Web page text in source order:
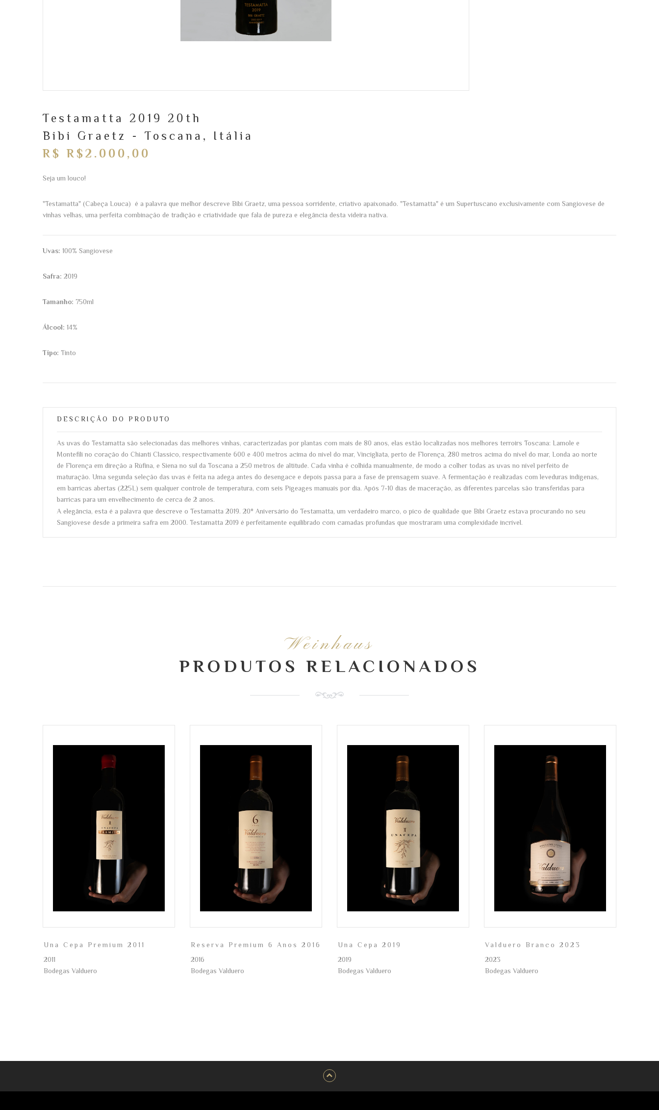
Testamatta 2019 20th
Bibi Graetz - Toscana, Itália
R$ R$2.000,00
Seja um louco!
"Testamatta" (Cabeça Louca) é a palavra que melhor descreve Bibi Graetz, uma pessoa sorridente, criativo apaixonado. "Testamatta" é um Supertuscano exclusivamente com Sangiovese de
vinhas velhas, uma perfeita combinação de tradição e criatividade que fala de pureza e elegância desta videira nativa.
Uvas: 100% Sangiovese
Safra: 2019
Tamanho: 750ml
Álcool: 14%
Tipo: Tinto
DESCRIÇÃO DO PRODUTO
As uvas do Testamatta são selecionadas das melhores vinhas, caracterizadas por plantas com mais de 80 anos, elas estão localizadas nos melhores terroirs Toscana: Lamole e
Montefili no coração do Chianti Classico, respectivamente 600 e 400 metros acima do nível do mar, Vincigliata, perto de Florença, 280 metros acima do nível do mar, Londa ao norte
de Florença em direção a Rùfina, e Siena no sul da Toscana a 250 metros de altitude. Cada vinha é colhida manualmente, de modo a colher todas as uvas no nível perfeito de
maturação. Uma segunda seleção das uvas é feita na adega antes do desengace e depois passa para a fase de prensagem suave. A fermentação é realizadas com leveduras indígenas,
em barricas abertas (225L) sem qualquer controle de temperatura, com seis Pigeages manuais por dia. Após 7-10 dias de maceração, as diferentes parcelas são transferidas para
barricas para um envelhecimento de cerca de 2 anos.
A elegância, esta é a palavra que descreve o Testamatta 2019. 20° Aniversário do Testamatta, um verdadeiro marco, o pico de qualidade que Bibi Graetz estava procurando no seu
Sangiovese desde a primeira safra em 2000. Testamatta 2019 é perfeitamente equilibrado com camadas profundas que mostraram uma complexidade incrível.
Weinhaus
PRODUTOS RELACIONADOS
Una Cepa Premium 2011
2011
Bodegas Valduero
Reserva Premium 6 Anos 2016
2016
Bodegas Valduero
Una Cepa 2019
2019
Bodegas Valduero
Valduero Branco 2023
2023
Bodegas Valduero